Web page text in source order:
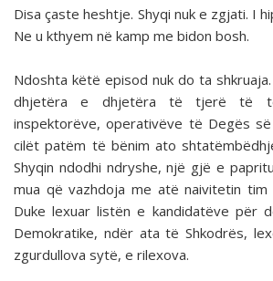
Disa çaste heshtje. Shyqi nuk e zgjati. I
Ne u kthyem në kamp me bidon bosh.
Ndoshta këtë episod nuk do ta
dhjetëra e dhjetëra të tjerë të
inspektorëve, operativëve të Degës
cilët patëm të bënim ato
Shyqin ndodhi ndryshe, një gjë e
mua që vazhdoja me atë naivitetin tim
Duke lexuar listën e kandidatëve për
Demokratike, ndër ata të Shkodrës,
zgurdullova sytë, e rilexova.